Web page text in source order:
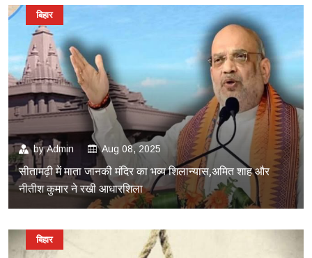
byAdmin Aug 08, 2025
सीतामढ़ी में माता जानकी मंदिर का भव्य शिलान्यास,अमित शाह और
नीतीश कुमार ने रखी आधारशिला
बिहार
बिहार